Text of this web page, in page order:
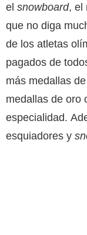
el snowboard, el
que no diga
de los atletas
pagados de
más medallas
medallas de oro
especialidad.
esquiadores y